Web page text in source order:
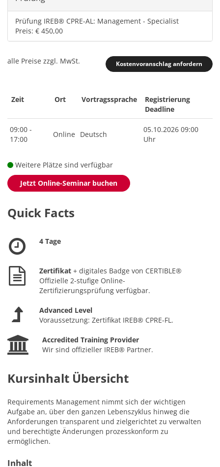
Prüfung IREB® CPRE-AL: Management - Specialist
Preis: € 450,00
Kostenvoranschlag anfordern
alle Preise zzgl. MwSt.
Zeit Ort Vortragssprache
Registrierung
Deadline
09:00 -
17:00
Online Deutsch
05.10.2026 09:00
Uhr
Weitere Plätze sind verfügbar
Jetzt Online-Seminar buchen
Quick Facts
4 Tage
Zertifikat + digitales Badge von CERTIBLE®
Offizielle 2-stufige Online-
Zertifizierungsprüfung verfügbar.
Advanced Level
Voraussetzung: Zertifikat IREB® CPRE-FL.
Accredited Training Provider
Wir sind offizieller IREB® Partner.
Kursinhalt Übersicht
Requirements Management nimmt sich der wichtigen
Aufgabe an, über den ganzen Lebenszyklus hinweg die
Anforderungen transparent und zielgerichtet zu verwalten
und berechtigte Änderungen prozesskonform zu
ermöglichen.
Inhalt